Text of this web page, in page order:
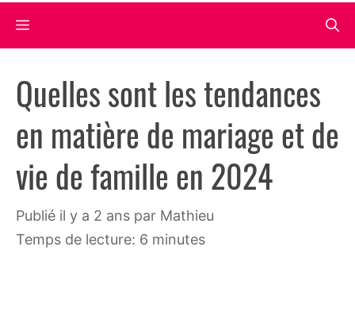
Menu
Quelles sont les tendances
en matière de mariage et de
vie de famille en 2024
publié il y a 2 ans par Mathieu
Temps de lecture: 6 minutes